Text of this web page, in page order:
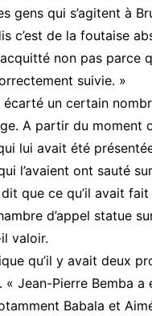
gens qui s’agitent à
c’est de la foutaise
non pas parce
suivie. »
un certain
A partir du moment
lui avait été
l’avaient ont sauté
que ce qu’il avait
d’appel statue
valoir.
qu’il y avait deux
Jean-Pierre Bemba
Babala et